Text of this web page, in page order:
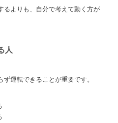
るよりも、自分で考えて動く方が
人
運転できることが重要です。